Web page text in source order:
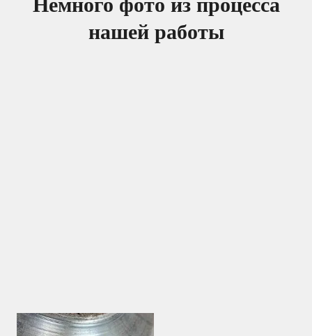
нашей работы